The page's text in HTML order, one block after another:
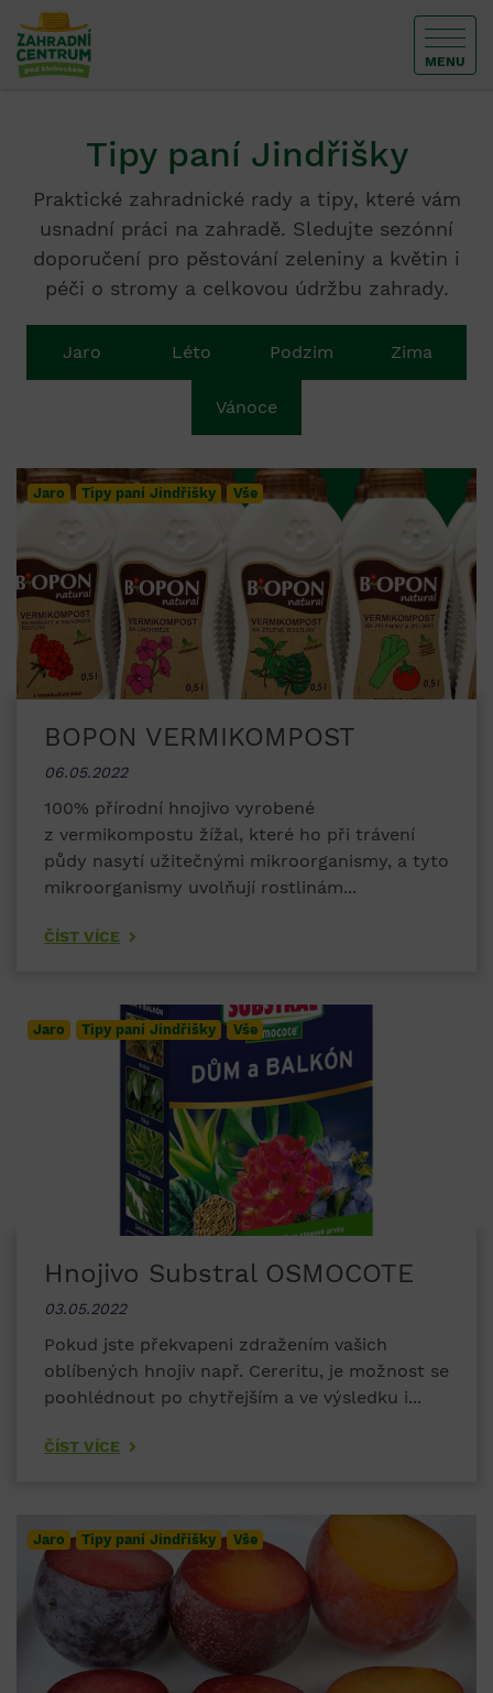
MENU
Tipy paní Jindřišky
Praktické zahradnické rady a tipy, které vám
usnadní práci na zahradě. Sledujte sezónní
doporučení pro pěstování zeleniny a květin i
péči o stromy a celkovou údržbu zahrady.
Jaro Léto Podzim Zima
Vánoce
Jaro Tipy paní Jindřišky Vše
BOPON VERMIKOMPOST
06.05.2022
100% přírodní hnojivo vyrobené
z vermikompostu žížal, které ho při trávení
půdy nasytí užitečnými mikroorganismy, a tyto
mikroorganismy uvolňují rostlinám...
ČÍST VÍCE
Jaro Tipy paní Jindřišky Vše
Hnojivo Substral OSMOCOTE
03.05.2022
Pokud jste překvapeni zdražením vašich
oblíbených hnojiv např. Cereritu, je možnost se
poohlédnout po chytřejším a ve výsledku i...
ČÍST VÍCE
Jaro Tipy paní Jindřišky Vše